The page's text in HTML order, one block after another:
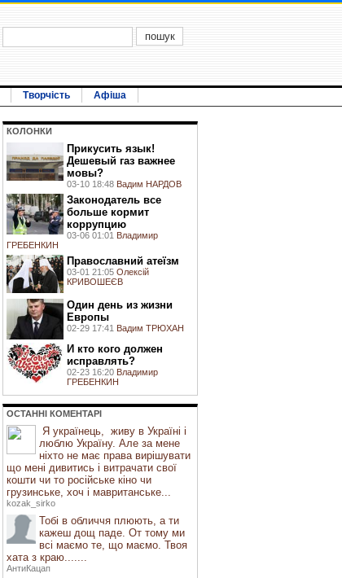
Творчість Афіша
КОЛОНКИ
Прикусить язык!
Дешевый газ важнее
мовы?
03-10 18:48 Вадим НАРДОВ
Законодатель все
больше кормит
коррупцию
03-06 01:01 Владимир
ГРЕБЕНКИН
Православний атеїзм
03-01 21:05 Олексій
КРИВОШЕЄВ
Один день из жизни
Европы
02-29 17:41 Вадим ТРЮХАН
И кто кого должен
исправлять?
02-23 16:20 Владимир
ГРЕБЕНКИН
ОСТАННI КОМЕНТАРI
Я українець, живу в Україні і
люблю Україну. Але за мене
ніхто не має права вирішувати
що мені дивитись і витрачати свої
кошти чи то російське кіно чи
грузинське, хоч і мавританське...
kozak_sirko
Тобі в обличчя плюють, а ти
кажеш дощ паде. От тому ми
всі маємо те, що маємо. Твоя
хата з краю.......
АнтиКацап